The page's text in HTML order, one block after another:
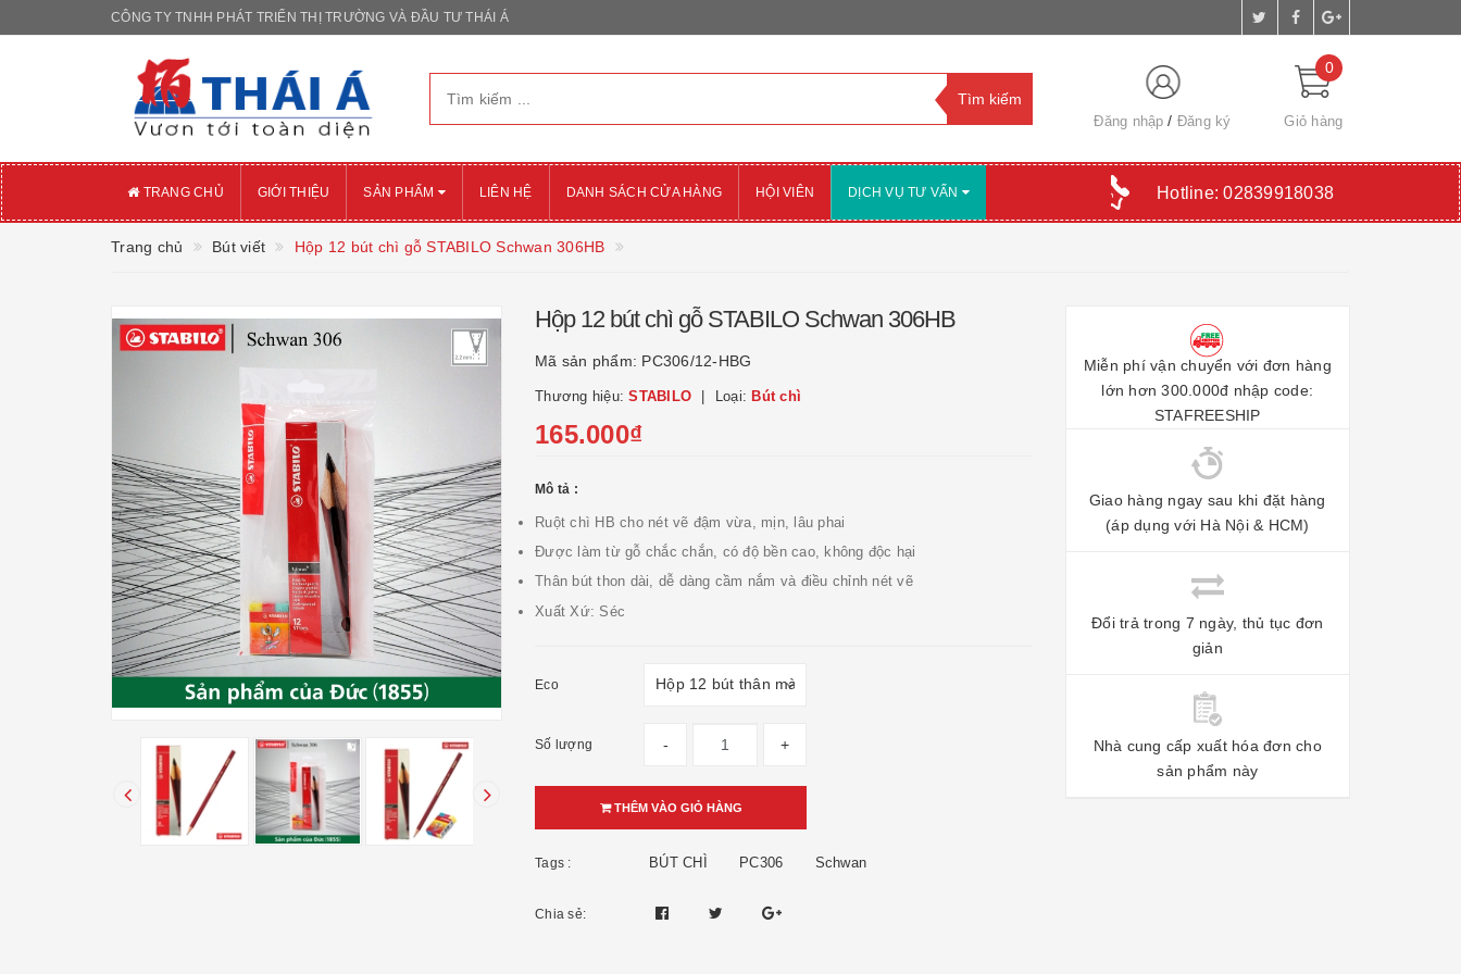
CÔNG TY TNHH PHÁT TRIỂN THỊ TRƯỜNG VÀ ĐẦU TƯ THÁI Á
Đăng nhập Đăng ký
0
Giỏ hàng
TRANG CHỦ GIỚI THIỆU SẢN PHẨM LIÊN HỆ DANH SÁCH CỬA HÀNG HỘI VIÊN DỊCH VỤ TƯ VẤN Hotline:02839918038
Trang chủ Bút viết Hộp 12 bút chì gỗ STABILO Schwan 306HB
Hộp 12 bút chì gỗ STABILO Schwan 306HB
Mã sản phẩm: PC306/12-HBG
Thương hiệu:STABILO Loại: Bút chì
165.000₫
Mô tả :
Ruột chì HB cho nét vẽ đậm vừa, mịn, lâu phai
Được làm từ gỗ chắc chắn, có độ bền cao, không độc hại
Thân bút thon dài, dễ dàng cầm nắm và điều chỉnh nét vẽ
Xuất Xứ: Séc
Eco
Số lượng - +
THÊM VÀO GIỎ HÀNG
Tags : BÚT CHÌ PC306 Schwan
Chia sẻ:
Miễn phí vận chuyển với đơn hàng
lớn hơn 300.000đ nhập code:
STAFREESHIP
Giao hàng ngay sau khi đặt hàng
(áp dụng với Hà Nội & HCM)
Đổi trả trong 7 ngày, thủ tục đơn
giản
Nhà cung cấp xuất hóa đơn cho
sản phẩm này